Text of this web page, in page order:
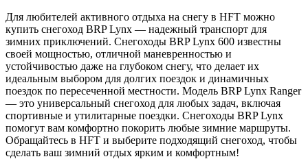
Для любителей активного отдыха на снегу в HFT можно
купить снегоход BRP Lynx — надежный транспорт для
зимних приключений. Снегоходы BRP Lynx 600 известны
своей мощностью, отличной маневренностью и
устойчивостью даже на глубоком снегу, что делает их
идеальным выбором для долгих поездок и динамичных
поездок по пересеченной местности. Модель BRP Lynx Ranger
— это универсальный снегоход для любых задач, включая
спортивные и утилитарные поездки. Снегоходы BRP Lynx
помогут вам комфортно покорить любые зимние маршруты.
Обращайтесь в HFT и выберите подходящий снегоход, чтобы
сделать ваш зимний отдых ярким и комфортным!